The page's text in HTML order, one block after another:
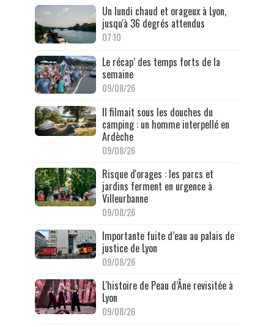
Un lundi chaud et orageux à Lyon,
jusqu'à 36 degrés attendus
07:10
Le récap’ des temps forts de la
semaine
09/08/26
Il filmait sous les douches du
camping : un homme interpellé en
Ardèche
09/08/26
Risque d'orages : les parcs et
jardins ferment en urgence à
Villeurbanne
09/08/26
Importante fuite d’eau au palais de
justice de Lyon
09/08/26
L'histoire de Peau d’Âne revisitée à
Lyon
09/08/26